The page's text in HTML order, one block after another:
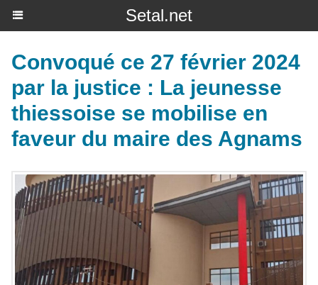
Setal.net
Convoqué ce 27 février 2024
par la justice : La jeunesse
thiessoise se mobilise en
faveur du maire des Agnams